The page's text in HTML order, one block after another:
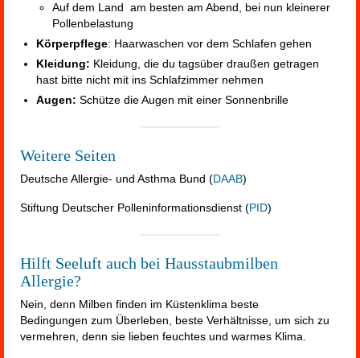
Auf dem Land am besten am Abend, bei nun kleinerer
Pollenbelastung
Körperpflege: Haarwaschen vor dem Schlafen gehen
Kleidung: Kleidung, die du tagsüber draußen getragen
hast bitte nicht mit ins Schlafzimmer nehmen
Augen: Schütze die Augen mit einer Sonnenbrille
Weitere Seiten
Deutsche Allergie- und Asthma Bund (DAAB)
Stiftung Deutscher Polleninformationsdienst (PID)
Hilft Seeluft auch bei Hausstaubmilben
Allergie?
Nein, denn Milben finden im Küstenklima beste
Bedingungen zum Überleben, beste Verhältnisse, um sich zu
vermehren, denn sie lieben feuchtes und warmes Klima.